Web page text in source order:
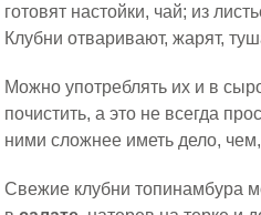
готовят настойки, чай; из
Клубни отваривают, жарят,
Можно употреблять их и в
почистить, а это не всегда
ними сложнее иметь дело,
Свежие клубни топинамбура